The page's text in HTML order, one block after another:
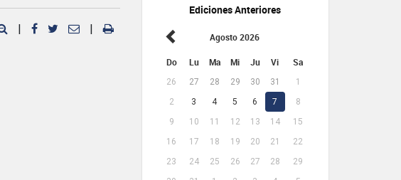
Ediciones Anteriores
Agosto 2026
Do Lu Ma Mi Ju Vi Sa
26 27 28 29 30 31
1
2
3 4 5 6 7
8
9
10 11 12 13 14
15
16
17 18 19 20 21
22
23
24 25 26 27 28
29
| |